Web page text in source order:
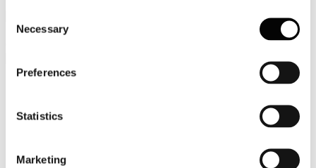
Selection
Necessary
Preferences
Statistics
Marketing
Ricordami